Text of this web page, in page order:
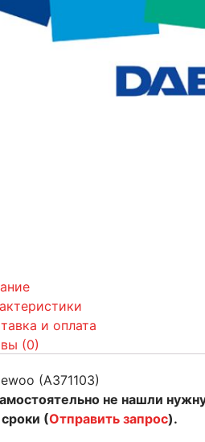
и оплата
(0)
(A371103)
не нашли
(Отправить запрос).